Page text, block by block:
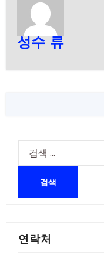
성수 류
색:
연락처